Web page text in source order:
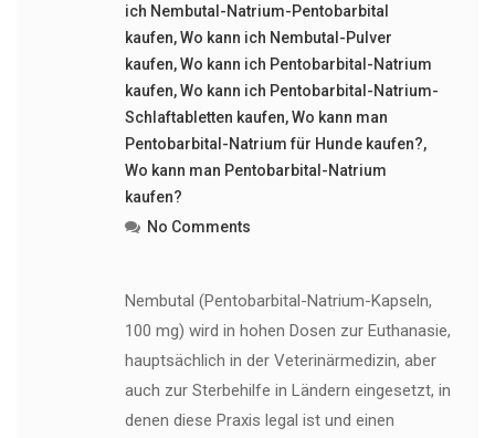
ich Nembutal-Natrium-Pentobarbital
kaufen,Wo kann ich Nembutal-Pulver
kaufen,Wo kann ich Pentobarbital-Natrium
kaufen,Wo kann ich Pentobarbital-Natrium-
Schlaftabletten kaufen,Wo kann man
Pentobarbital-Natrium für Hunde kaufen?,
Wo kann man Pentobarbital-Natrium
kaufen?
No Comments
Nembutal (Pentobarbital-Natrium-Kapseln,
100 mg) wird in hohen Dosen zur Euthanasie,
hauptsächlich in der Veterinärmedizin, aber
auch zur Sterbehilfe in Ländern eingesetzt, in
denen diese Praxis legal ist und einen